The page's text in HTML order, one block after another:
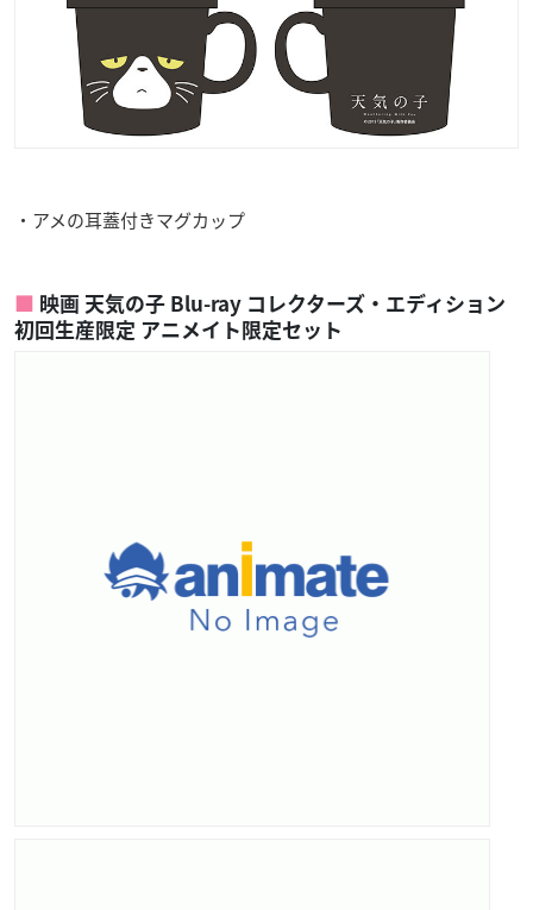
・アメの耳蓋付きマグカップ
映画 天気の子 Blu-ray コレクターズ・エディション
初回生産限定 アニメイト限定セット